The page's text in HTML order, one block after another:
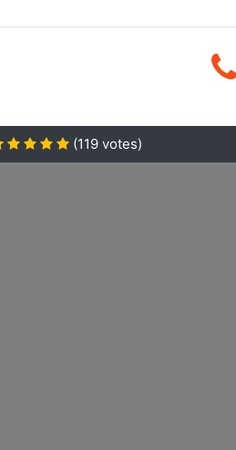
(119 votes)